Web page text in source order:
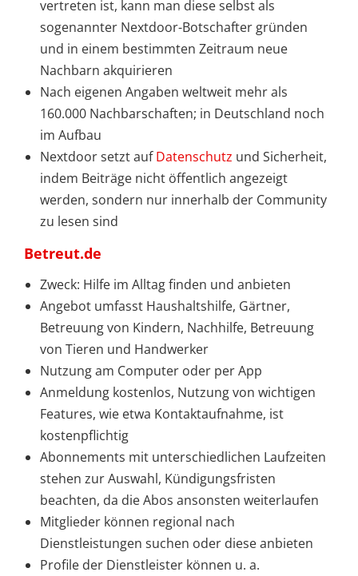
vertreten ist, kann man diese selbst als
sogenannter Nextdoor-Botschafter gründen
und in einem bestimmten Zeitraum neue
Nachbarn akquirieren
Nach eigenen Angaben weltweit mehr als
160.000 Nachbarschaften; in Deutschland noch
im Aufbau
Nextdoor setzt aufDatenschutz und Sicherheit,
indem Beiträge nicht öffentlich angezeigt
werden, sondern nur innerhalb der Community
zu lesen sind
Betreut.de
Zweck: Hilfe im Alltag finden und anbieten
Angebot umfasst Haushaltshilfe, Gärtner,
Betreuung von Kindern, Nachhilfe, Betreuung
von Tieren und Handwerker
Nutzung am Computer oder per App
Anmeldung kostenlos, Nutzung von wichtigen
Features, wie etwa Kontaktaufnahme, ist
kostenpflichtig
Abonnements mit unterschiedlichen Laufzeiten
stehen zur Auswahl, Kündigungsfristen
beachten, da die Abos ansonsten weiterlaufen
Mitglieder können regional nach
Dienstleistungen suchen oder diese anbieten
Profile der Dienstleister können u. a.